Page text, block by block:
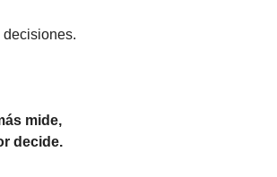
decisiones.
mide,
decide.